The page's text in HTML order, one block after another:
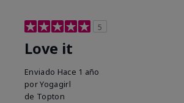
5
Love it
Enviado Hace 1 año
porYogagirl
de Topton